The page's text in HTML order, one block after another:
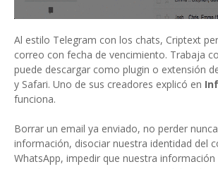
Al estilo Telegram con los chats, Criptext
correo con fecha de vencimiento. Trabaja
puede descargar como plugin o extensión
y Safari. Uno de sus creadores explicó en
funciona.
Borrar un email ya enviado, no perder
información, disociar nuestra identidad del
WhatsApp, impedir que nuestra